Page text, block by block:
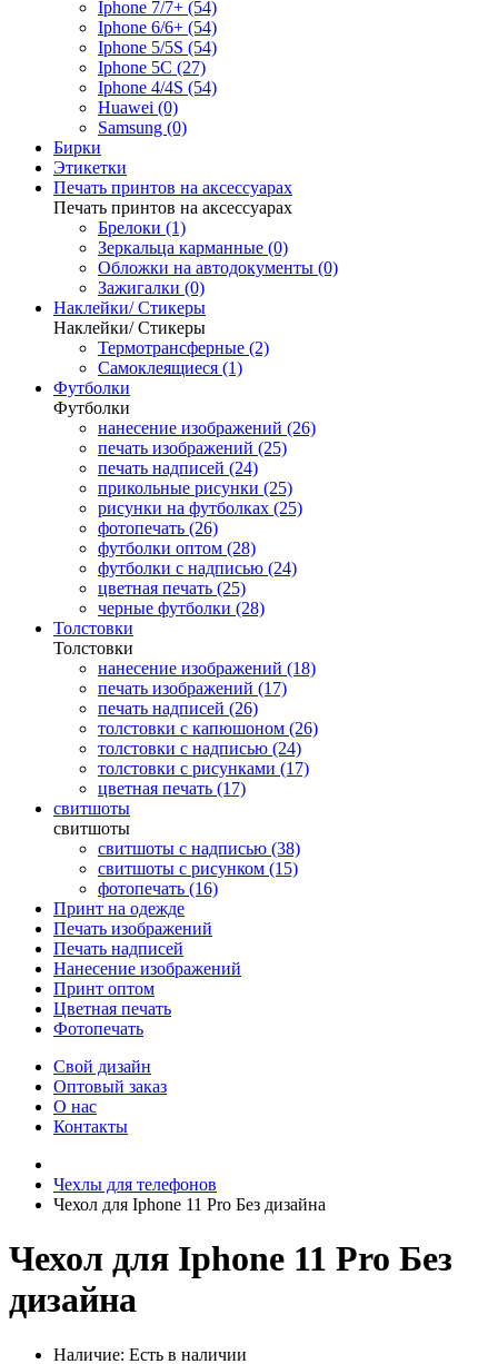
Iphone 7/7+ (54)
Iphone 6/6+ (54)
Iphone 5/5S (54)
Iphone 5C (27)
Iphone 4/4S (54)
Huawei (0)
Samsung (0)
Бирки
Этикетки
Печать принтов на аксессуарах
Печать принтов на аксессуарах
Брелоки (1)
Зеркальца карманные (0)
Обложки на автодокументы (0)
Зажигалки (0)
Наклейки/ Стикеры
Наклейки/ Стикеры
Термотрансферные (2)
Самоклеящиеся (1)
Футболки
Футболки
нанесение изображений (26)
печать изображений (25)
печать надписей (24)
прикольные рисунки (25)
рисунки на футболках (25)
фотопечать (26)
футболки оптом (28)
футболки с надписью (24)
цветная печать (25)
черные футболки (28)
Толстовки
Толстовки
нанесение изображений (18)
печать изображений (17)
печать надписей (26)
толстовки с капюшоном (26)
толстовки с надписью (24)
толстовки с рисунками (17)
цветная печать (17)
свитшоты
свитшоты
свитшоты с надписью (38)
свитшоты с рисунком (15)
фотопечать (16)
Принт на одежде
Печать изображений
Печать надписей
Нанесение изображений
Принт оптом
Цветная печать
Фотопечать
Свой дизайн
Оптовый заказ
О нас
Контакты
Чехлы для телефонов
Чехол для Iphone 11 Pro Без дизайна
Чехол для Iphone 11 Pro Без
дизайна
Наличие: Есть в наличии